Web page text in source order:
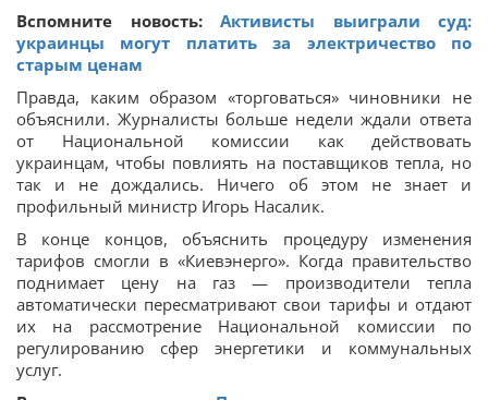
Вспомните новость: Активисты выиграли суд:
украинцы могут платить за электричество по
старым ценам
Правда, каким образом «торговаться» чиновники не
объяснили. Журналисты больше недели ждали ответа
от Национальной комиссии как действовать
украинцам, чтобы повлиять на поставщиков тепла, но
так и не дождались. Ничего об этом не знает и
профильный министр Игорь Насалик.
В конце концов, объяснить процедуру изменения
тарифов смогли в «Киевэнерго». Когда правительство
поднимает цену на газ — производители тепла
автоматически пересматривают свои тарифы и отдают
их на рассмотрение Национальной комиссии по
регулированию сфер энергетики и коммунальных
услуг.